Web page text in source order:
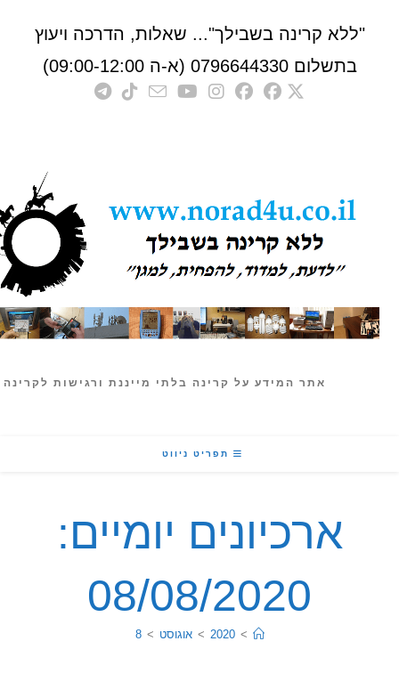
קרינה בשבילך"... שאלות, הדרכה ויעוץ
0796644330 (א-ה 09:00-12:00)
אתר המידע על קרינה בלתי מייננת ורגישות לקרינה
תפריט ניווט
ארכיונים יומיים:
08/08/2020
2020
> אוגוסט >
8